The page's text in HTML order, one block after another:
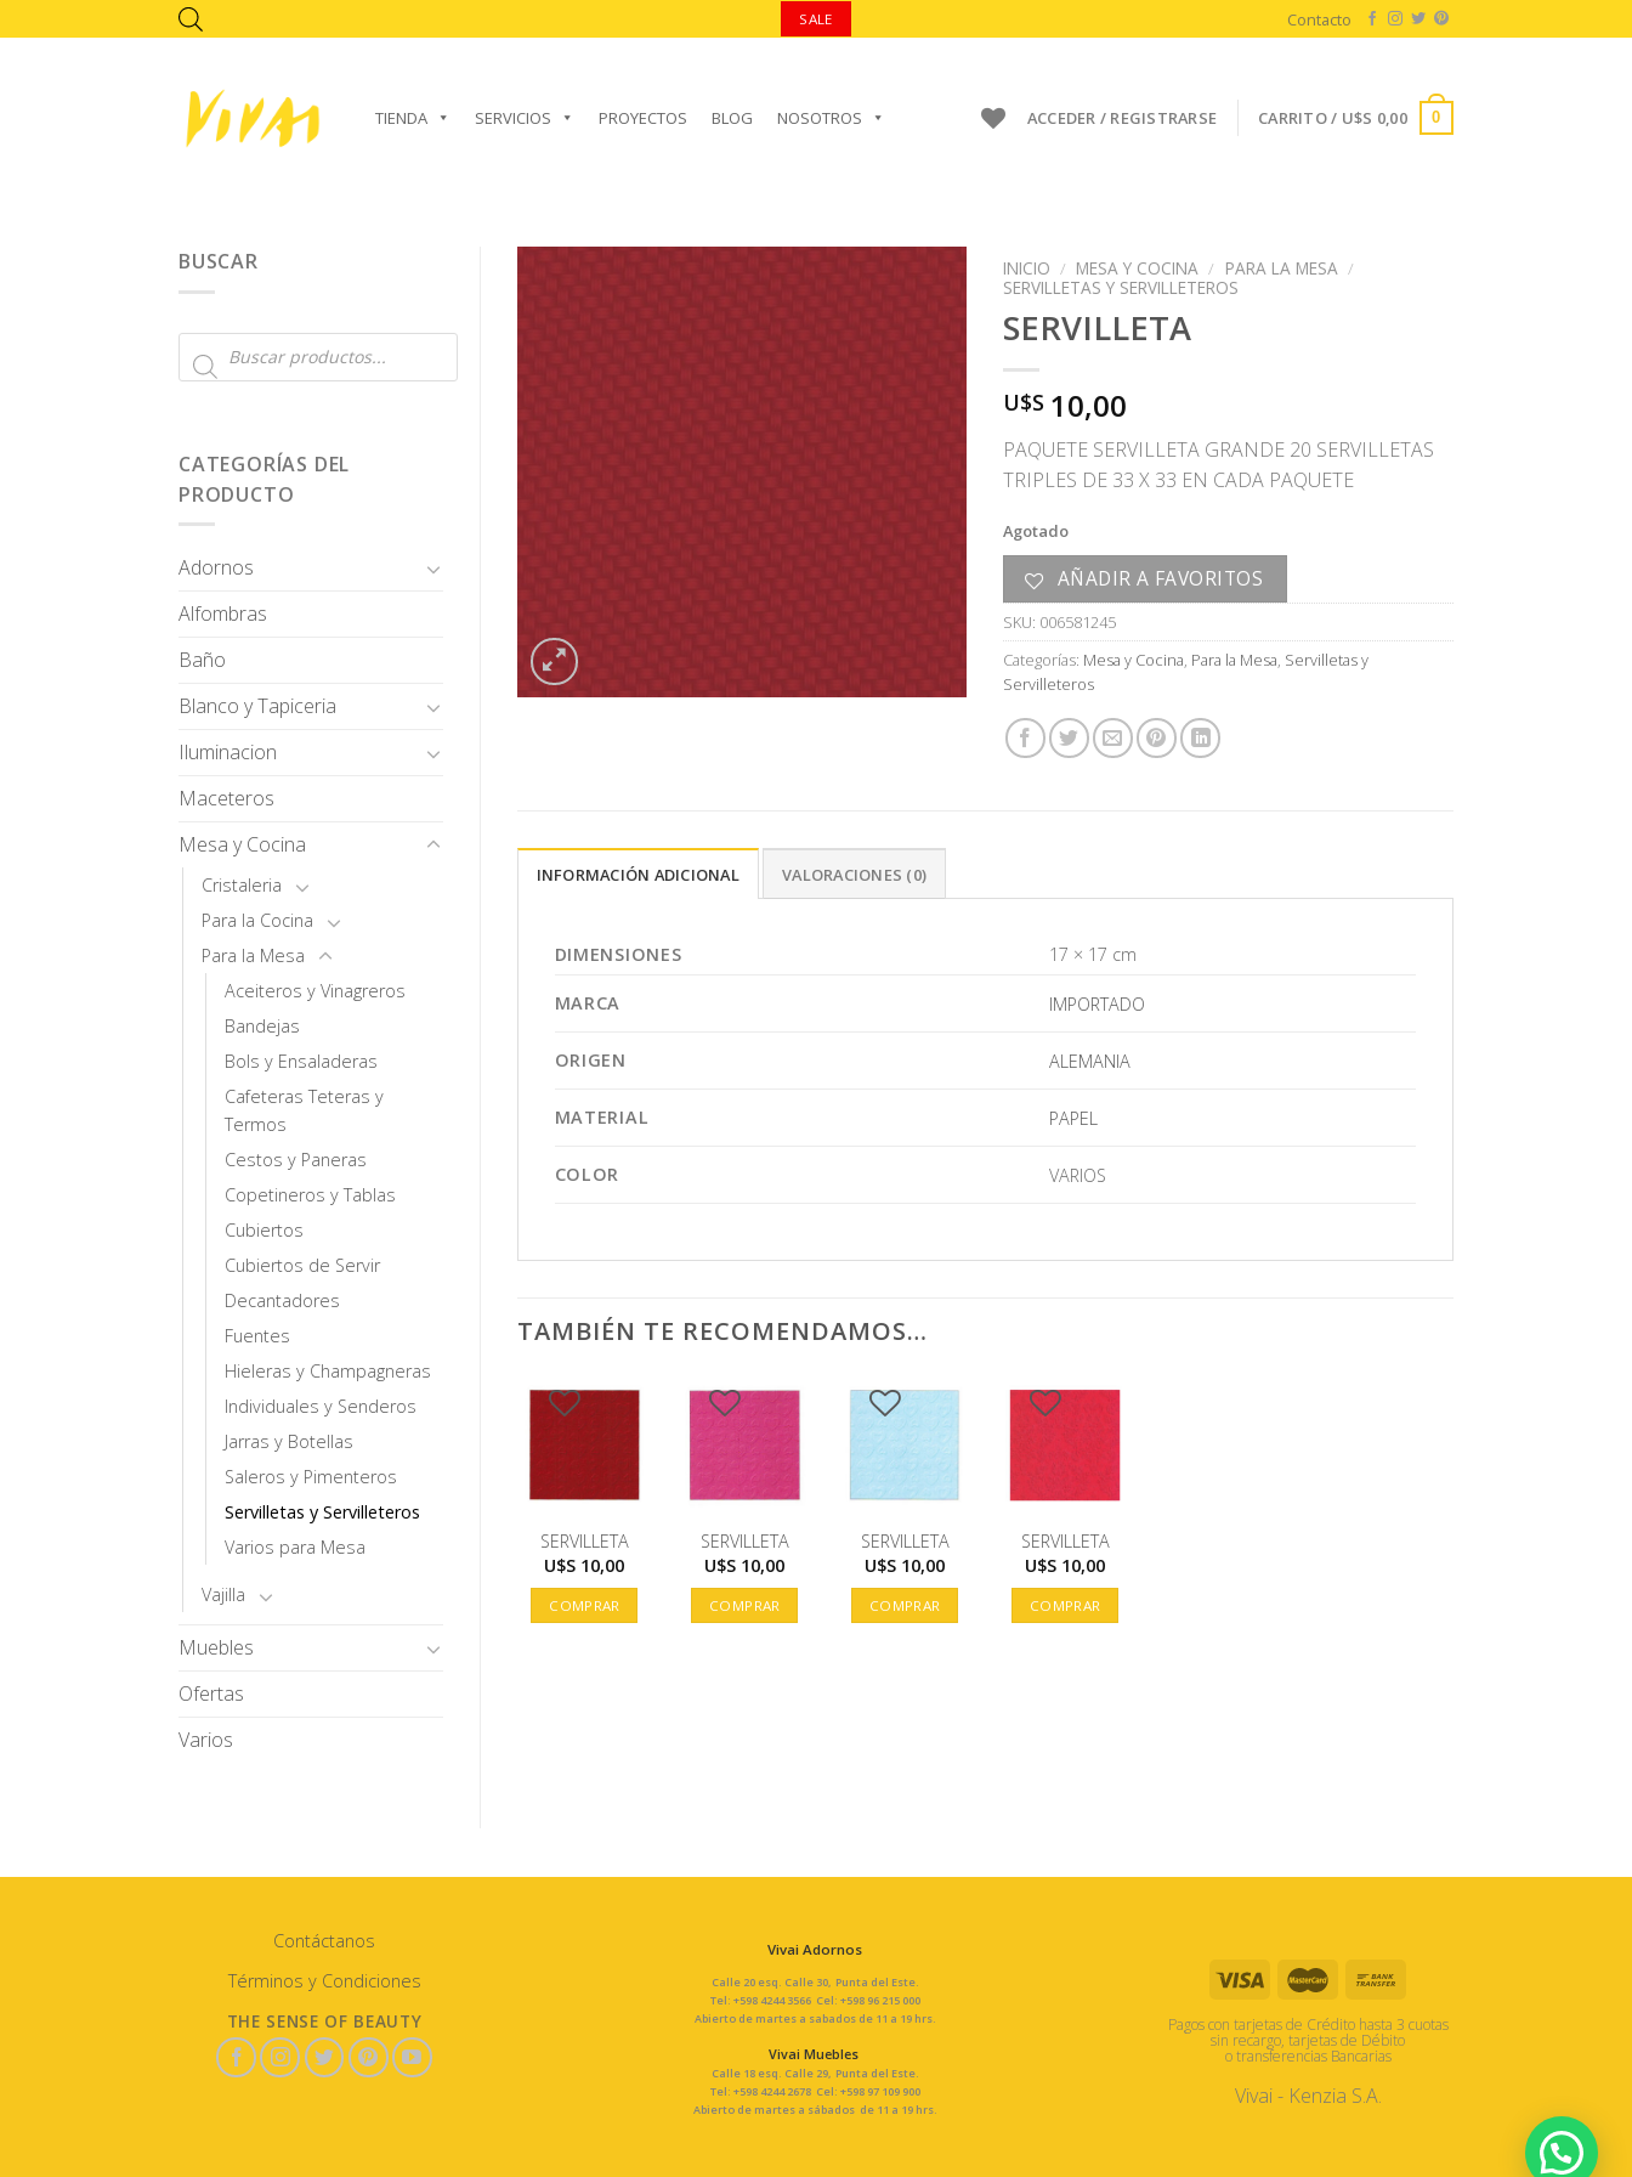
to
SALE Contacto
TIENDA SERVICIOS PROYECTOS BLOG NOSOTROS ACCEDER / REGISTRARSE CARRITO / U$S 0,00 0
BUSCAR
Búsqueda
de
CATEGORÍAS DEL
PRODUCTO
Adornos
Alfombras
Baño
Blanco y Tapiceria
Iluminacion
Maceteros
Mesa y Cocina
Cristaleria
Para la Cocina
Para la Mesa
Aceiteros y Vinagreros
Bandejas
Bols y Ensaladeras
Cafeteras Teteras y
Termos
Cestos y Paneras
Copetineros y Tablas
Cubiertos
Cubiertos de Servir
Decantadores
Fuentes
Hieleras y Champagneras
Individuales y Senderos
Jarras y Botellas
Saleros y Pimenteros
Servilletas y Servilleteros
Varios para Mesa
Vajilla
Muebles
Ofertas
Varios
INICIO / MESA Y COCINA / PARA LA MESA /
SERVILLETAS Y SERVILLETEROS
SERVILLETA
U$S 10,00
PAQUETE SERVILLETA GRANDE 20 SERVILLETAS
TRIPLES DE 33 X 33 EN CADA PAQUETE
Agotado
AÑADIR A FAVORITOS
SKU: 006581245
Categorías: Mesa y Cocina, Para la Mesa, Servilletas y
Servilleteros
INFORMACIÓN ADICIONAL VALORACIONES (0)
DIMENSIONES 17 × 17 cm
MARCA IMPORTADO
ORIGEN ALEMANIA
MATERIAL PAPEL
COLOR VARIOS
TAMBIÉN TE RECOMENDAMOS…
SERVILLETA
U$S 10,00
COMPRAR
SERVILLETA
U$S 10,00
COMPRAR
SERVILLETA
U$S 10,00
COMPRAR
SERVILLETA
U$S 10,00
COMPRAR
Contáctanos
Términos y Condiciones
THE SENSE OF BEAUTY
Vivai Adornos
Calle 20 esq. Calle 30, Punta del Este.
Tel: +598 4244 3566 Cel: +598 96 215 000
Abierto de martes a sabados de 11 a 19 hrs.
Vivai Muebles
Calle 18 esq. Calle 29, Punta del Este.
Tel: +598 4244 2678 Cel: +598 97 109 900
Abierto de martes a sábados de 11 a 19 hrs.
Pagos con tarjetas de Crédito hasta 3 cuotas
sin recargo, tarjetas de Débito
o transferencias Bancarias
Vivai - Kenzia S.A.